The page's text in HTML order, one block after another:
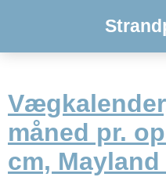
måned pr.
cm,